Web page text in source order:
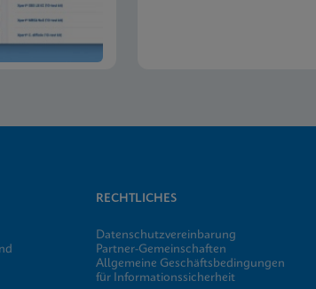
RECHTLICHES
Datenschutzvereinbarung
Partner-Gemeinschaften
Allgemeine Geschäftsbedingungen
für Informationssicherheit